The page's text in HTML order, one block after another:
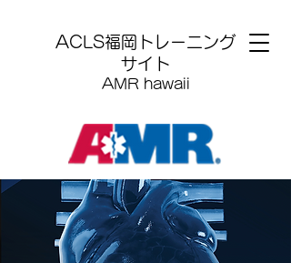
​ACLS福岡トレーニング
サイト
AMR hawaii